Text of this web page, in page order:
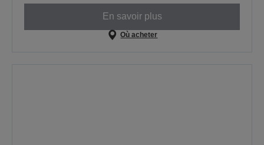
En savoir plus
Où acheter